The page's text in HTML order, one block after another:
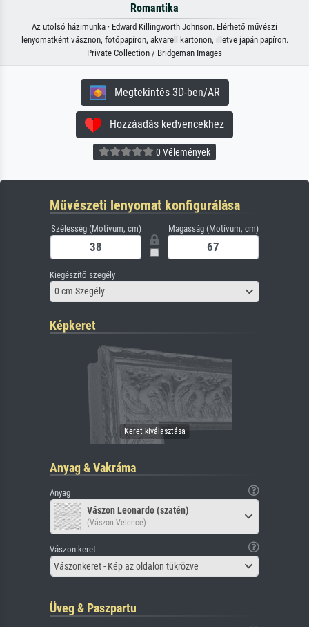
Romantika
Az utolsó házimunka · Edward Killingworth Johnson. Elérhető művészi
lenyomatként vásznon, fotópapíron, akvarell kartonon, illetve japán papíron.
Private Collection / Bridgeman Images
Megtekintés 3D-ben/AR
Hozzáadás kedvencekhez
0 Vélemények
Művészeti lenyomat konfigurálása
Szélesség (Motívum, cm) Magasság (Motívum, cm)
Kiegészítő szegély
0 cm Szegély
Képkeret
Anyag & Vakráma
Anyag
Vászon Leonardo (szatén)
(Vászon Velence)
Vászon keret
Vászonkeret - Kép az oldalon tükrözve
Üveg & Paszpartu